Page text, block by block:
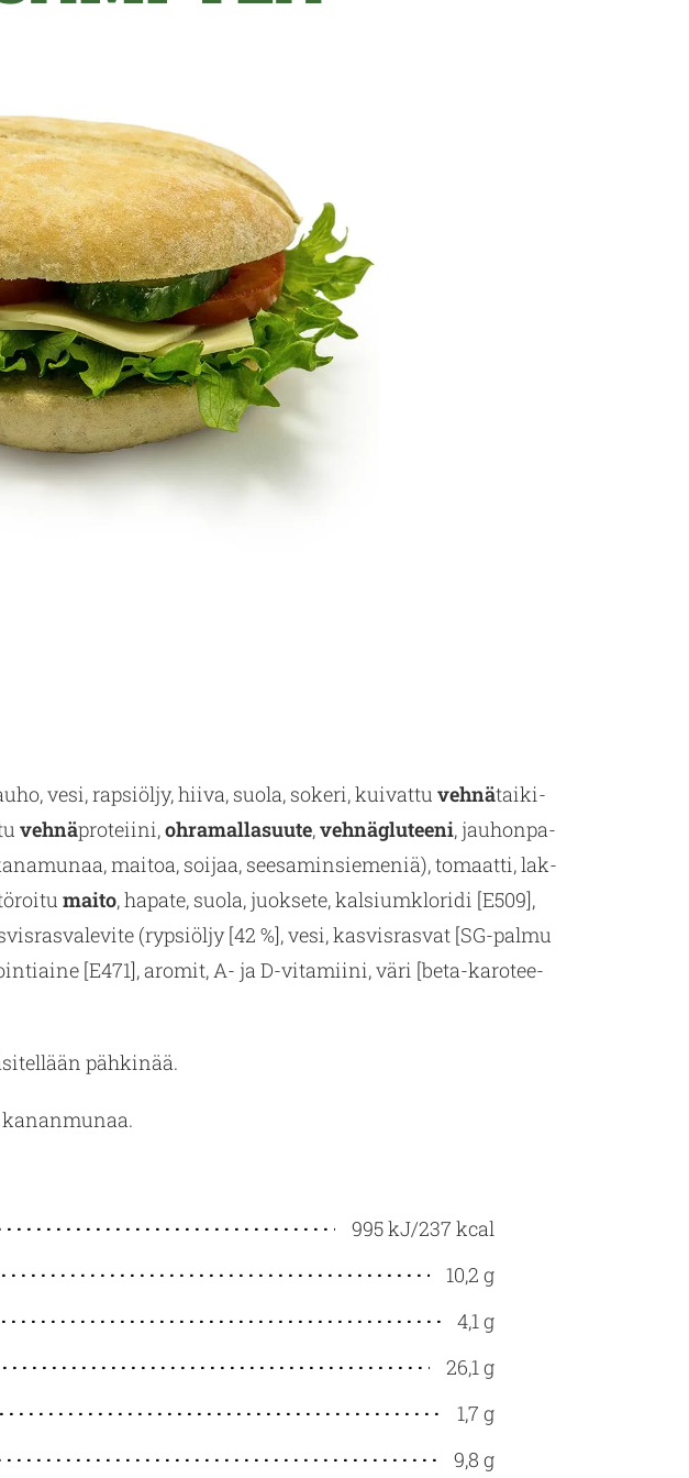
vesi, rap­siöl­jy, hiiva, suola, so­ke­ri, kui­vat­tuvehnätai­ki­
vehnäpro­teii­ni,oh­ra­mal­la­suu­te,veh­näglu­tee­ni, jau­hon­pa­
mai­toa, soi­jaa, see­sa­min­sie­me­niä), to­maat­ti, lak­
maito, ha­pa­te, suola, juok­se­te, kalsium­kloridi [E509],
(ryp­siöl­jy [42 %], vesi, kas­vis­ras­vat [SG-pal­mu
[E471], aro­mit, A- ja D-vi­ta­mii­ni, väri [be­ta-ka­ro­tee­
päh­ki­nää.
995 kJ/237 kcal
10,2 g
4,1 g
26,1 g
1,7 g
9,8 g